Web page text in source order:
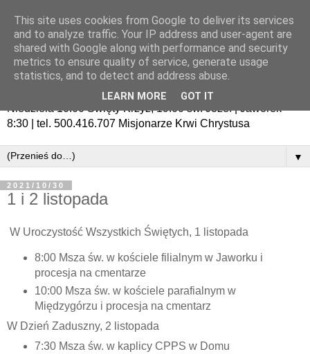
Niedziela 10:00 Święty Krzyż, 19:00 św. Józef | Jaworek
8:30 | tel. 500.416.707 Misjonarze Krwi Chrystusa
▼
2021/10/30
1 i 2 listopada
W Uroczystość Wszystkich Świętych, 1 listopada
8:00 Msza św. w kościele filialnym w Jaworku i
procesja na cmentarze
10:00 Msza św. w kościele parafialnym w
Międzygórzu i procesja na cmentarz
W Dzień Zaduszny, 2 listopada
7:30 Msza św. w kaplicy CPPS w Domu
This site uses cookies from Google to deliver its services
and to analyze traffic. Your IP address and user-agent are
shared with Google along with performance and security
metrics to ensure quality of service, generate usage
statistics, and to detect and address abuse.
LEARN MORE GOT IT